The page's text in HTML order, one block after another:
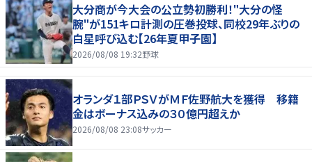
大分商が今大会の公立勢初勝利！"大分の怪
腕"が151キロ計測の圧巻投球、同校29年ぶりの
白星呼び込む【26年夏甲子園】
2026/08/08 19:32野球
オランダ１部ＰＳＶがＭＦ佐野航大を獲得 移籍
金はボーナス込みの３０億円超えか
2026/08/08 23:08サッカー